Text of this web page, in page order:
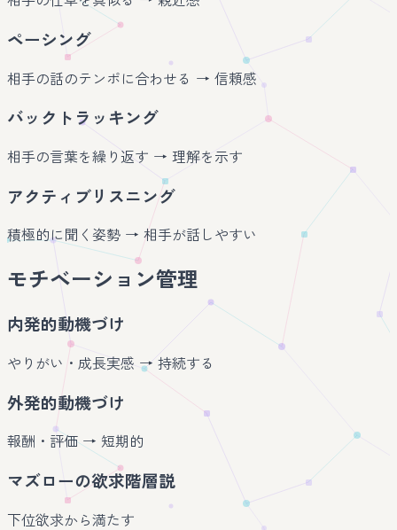
ペーシング
相手の話のテンポに合わせる → 信頼感
バックトラッキング
相手の言葉を繰り返す → 理解を示す
アクティブリスニング
積極的に聞く姿勢 → 相手が話しやすい
モチベーション管理
内発的動機づけ
やりがい・成長実感 → 持続する
外発的動機づけ
報酬・評価 → 短期的
マズローの欲求階層説
下位欲求から満たす